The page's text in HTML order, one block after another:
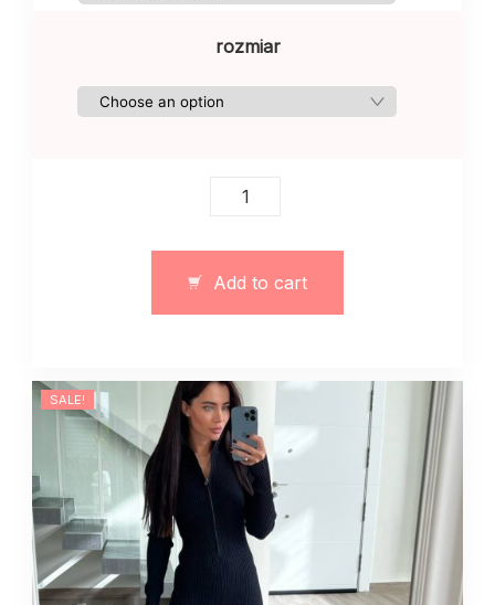
rozmiar
Elegancka
bezowa
quantity
Add to cart
SALE!